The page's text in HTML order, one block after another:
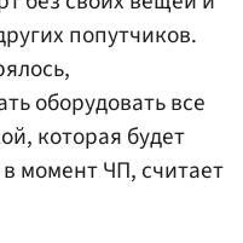
попутчиков.
оборудовать все
которая будет
момент ЧП, считает